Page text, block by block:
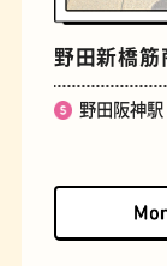
野田新橋筋
野田阪神駅